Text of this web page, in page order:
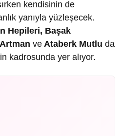
kendisinin de
yanıyla yüzleşecek.
Hepileri, Başak
ve Ataberk Mutlu da
kadrosunda yer alıyor.